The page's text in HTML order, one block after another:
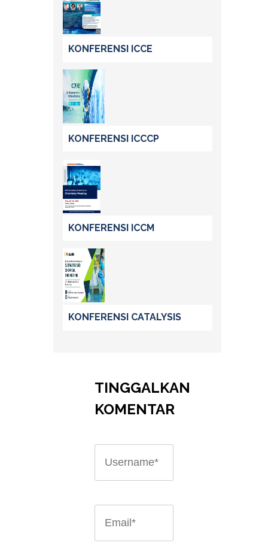
KONFERENSI ICCE
KONFERENSI ICCCP
KONFERENSI ICCM
KONFERENSI CATALYSIS
TINGGALKAN
KOMENTAR